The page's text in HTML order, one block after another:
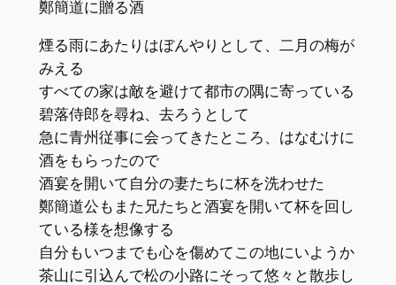
鄭簡道に贈る酒
煙る雨にあたりはぼんやりとして、二月の梅が
みえる
すべての家は敵を避けて都市の隅に寄っている
碧落侍郎を尋ね、去ろうとして
急に青州従事に会ってきたところ、はなむけに
酒をもらったので
酒宴を開いて自分の妻たちに杯を洗わせた
鄭簡道公もまた兄たちと酒宴を開いて杯を回し
ている様を想像する
自分もいつまでも心を傷めてこの地にいようか
茶山に引込んで松の小路にそって悠々と散歩し